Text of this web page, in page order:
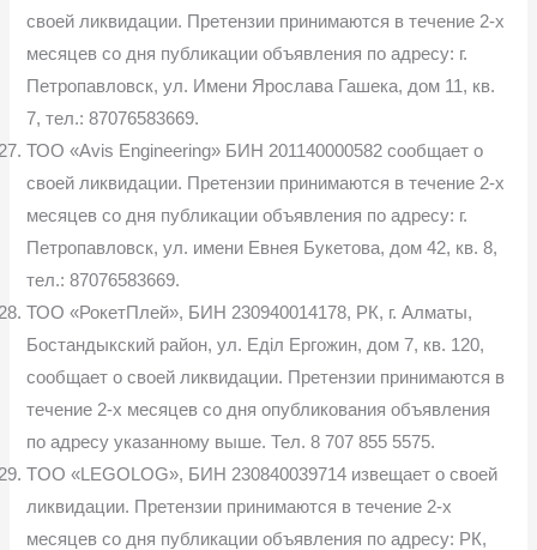
своей ликвидации. Претензии принимаются в течение 2-х
месяцев со дня публикации объявления по адресу: г.
Петропавловск, ул. Имени Ярослава Гашека, дом 11, кв.
7, тел.: 87076583669.
ТОО «Avis Engineering» БИН 201140000582 сообщает о
своей ликвидации. Претензии принимаются в течение 2-х
месяцев со дня публикации объявления по адресу: г.
Петропавловск, ул. имени Евнея Букетова, дом 42, кв. 8,
тел.: 87076583669.
ТОО «РокетПлей», БИН 230940014178, РК, г. Алматы,
Бостандыкский район, ул. Еділ Ергожин, дом 7, кв. 120,
сообщает о своей ликвидации. Претензии принимаются в
течение 2-х месяцев со дня опубликования объявления
по адресу указанному выше. Тел. 8 707 855 5575.
TOO «LEGOLOG», БИН 230840039714 извещает о своей
ликвидации. Претензии принимаются в течение 2-х
месяцев со дня публикации объявления по адресу: РК,